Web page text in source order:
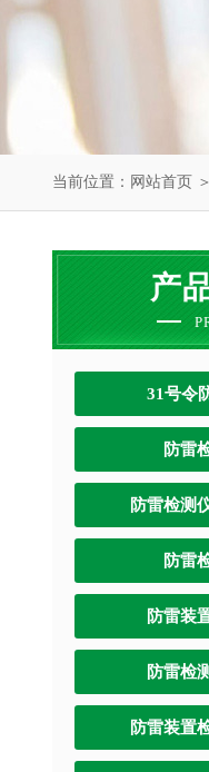
当前位置： 网站首页 ＞
产
31号令
防雷
防雷检测
防雷
防雷装
防雷检
防雷装置